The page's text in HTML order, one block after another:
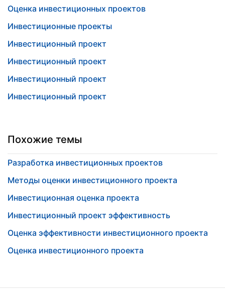
Оценка инвестиционных проектов
Инвестиционные проекты
Инвестиционный проект
Инвестиционный проект
Инвестиционный проект
Инвестиционный проект
Похожие темы
Разработка инвестиционных проектов
Методы оценки инвестиционного проекта
Инвестиционная оценка проекта
Инвестиционный проект эффективность
Оценка эффективности инвестиционного проекта
Оценка инвестиционного проекта